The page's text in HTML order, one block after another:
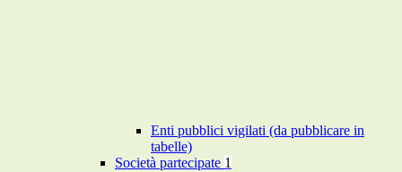
Enti pubblici vigilati (da pubblicare in
tabelle)
Società partecipate 1